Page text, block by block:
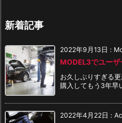
新着記事
2022年9月13日 :
MODEL3でユーザ
お久しぶりすぎる
購入してもう3年早
2022年4月22日 :